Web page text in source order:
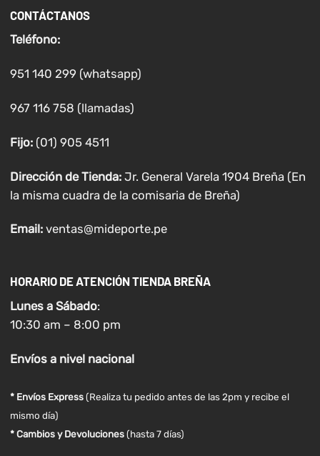
CONTÁCTANOS
Teléfono:
951 140 299 (whatsapp)
967 116 758 (llamadas)
Fijo:(01) 905 4511
Dirección de Tienda: Jr. General Varela 1904 Breña (En
la misma cuadra de la comisaria de Breña)
Email: ventas@mideporte.pe
HORARIO DE ATENCIÓN TIENDA BREÑA
Lunes a Sábado:
10:30 am – 8:00 pm
Envíosa nivel nacional
* Envíos Express(Realiza tu pedido antes de las 2pm y recibe el
mismo día)
* Cambios y Devoluciones (hasta 7 días)